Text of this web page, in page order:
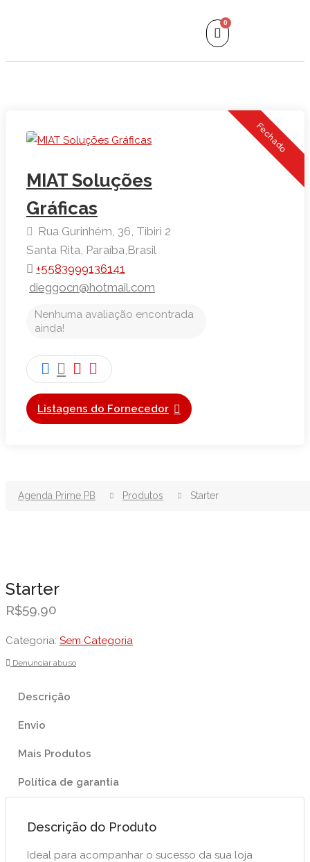
0
Fechado
MIAT Soluções
Gráficas
Rua Gurinhém, 36, Tibiri 2
Santa Rita, Paraíba,Brasil
+5583999136141
dieggocn@hotmail.com
Nenhuma avaliação encontrada
ainda!
Listagens do Fornecedor
Agenda Prime PB Produtos Starter
Starter
R$59,90
Categoria: Sem Categoria
Denunciar abuso
Descrição
Envio
Mais Produtos
Política de garantia
Descrição do Produto
Ideal para acompanhar o sucesso da sua loja